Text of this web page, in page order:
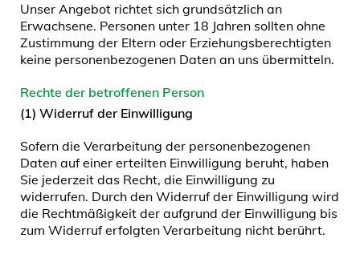
Unser Angebot richtet sich grundsätzlich an
Erwachsene. Personen unter 18 Jahren sollten ohne
Zustimmung der Eltern oder Erziehungsberechtigten
keine personenbezogenen Daten an uns übermitteln.
Rechte der betroffenen Person
(1) Widerruf der Einwilligung
Sofern die Verarbeitung der personenbezogenen
Daten auf einer erteilten Einwilligung beruht, haben
Sie jederzeit das Recht, die Einwilligung zu
widerrufen. Durch den Widerruf der Einwilligung wird
die Rechtmäßigkeit der aufgrund der Einwilligung bis
zum Widerruf erfolgten Verarbeitung nicht berührt.